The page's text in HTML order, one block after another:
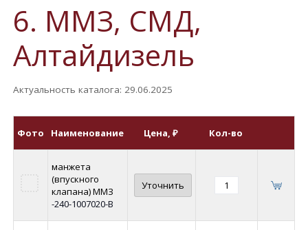
6. ММЗ, СМД,
Алтайдизель
Актуальность каталога: 29.06.2025
Фото Наименование Цена, ₽ Кол-во
манжета
(впускного
клапана) ММЗ
-240-1007020-В
Уточнить